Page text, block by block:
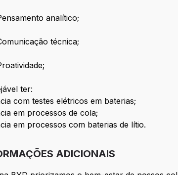
analítico;
técnica;
ter:
com testes elétricos em baterias;
em processos de cola;
em processos com baterias de lítio.
ADICIONAIS